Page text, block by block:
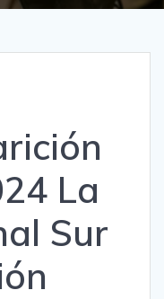
La
Sur